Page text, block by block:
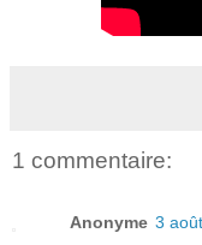
1 commentaire:
Anonyme 3